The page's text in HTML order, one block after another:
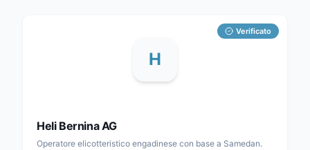
H
Verificato
Heli Bernina AG
Operatore elicotteristico engadinese con base a Samedan.